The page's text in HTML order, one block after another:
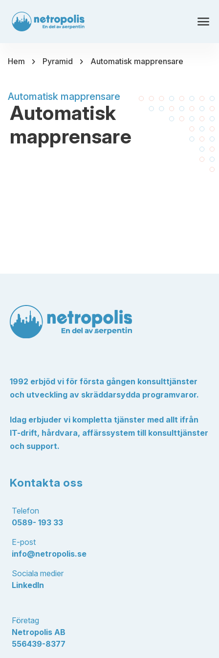
menu
Hem chevron_right Pyramid chevron_right Automatisk mapprensare
Automatisk mapprensare
Automatisk
mapprensare
1992 erbjöd vi för första gången konsulttjänster
och utveckling av skräddarsydda programvaror.
Idag erbjuder vi kompletta tjänster med allt ifrån
IT-drift, hårdvara, affärssystem till konsulttjänster
och support.
Kontakta oss
Telefon
0589- 193 33
E-post
info@netropolis.se
Sociala medier
LinkedIn
Företag
Netropolis AB
556439-8377